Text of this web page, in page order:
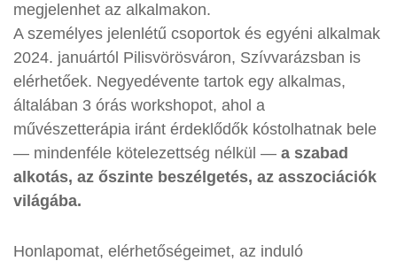
megjelenhet az alkalmakon.
A személyes jelenlétű csoportok és egyéni alkalmak
2024. januártól Pilisvörösváron, Szívvarázsban is
elérhetőek. Negyedévente tartok egy alkalmas,
általában 3 órás workshopot, ahol a
művészetterápia iránt érdeklődők kóstolhatnak bele
— mindenféle kötelezettség nélkül — a szabad
alkotás, az őszinte beszélgetés, az asszociációk
világába.
Honlapomat, elérhetőségeimet, az induló